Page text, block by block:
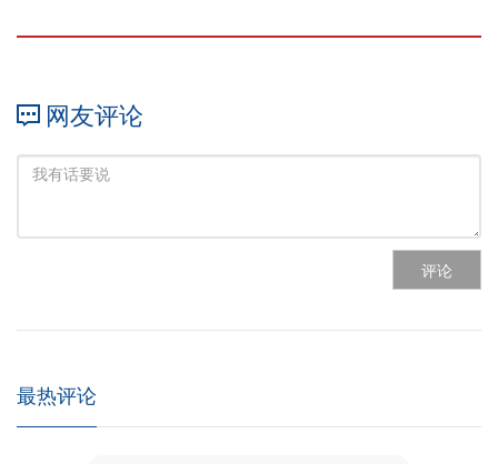
网友评论
评论
最热评论